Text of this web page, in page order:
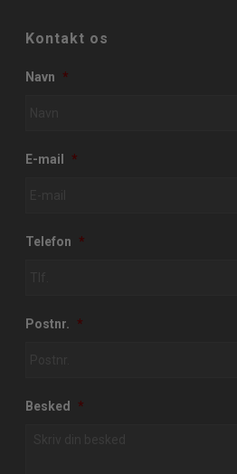
Kontakt os
Navn *
E-mail *
Telefon *
Postnr. *
Besked *